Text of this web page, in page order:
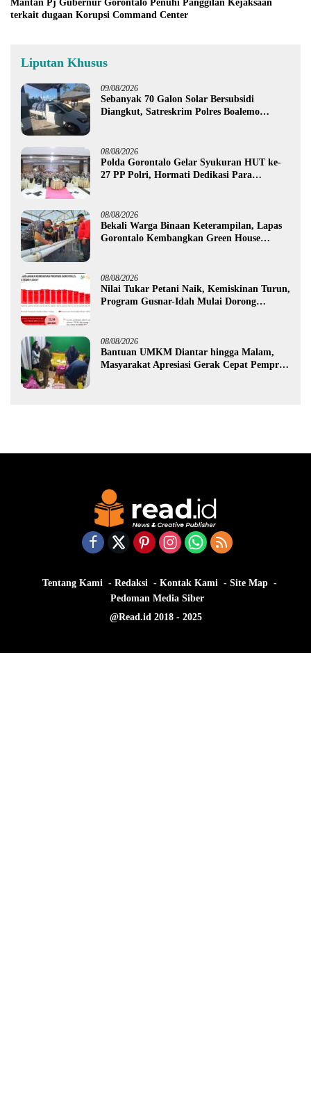
Mantan Pj Gubernur Gorontalo Penuhi Panggilan Kejaksaan
terkait dugaan Korupsi Command Center
Liputan Khusus
09/08/2026
Sebanyak 70 Galon Solar Bersubsidi
Diangkut, Satreskrim Polres Boalemo
08/08/2026
Polda Gorontalo Gelar Syukuran HUT ke-
27 PP Polri, Hormati Dedikasi Para
08/08/2026
Bekali Warga Binaan Keterampilan, Lapas
Gorontalo Kembangkan Green House
08/08/2026
Nilai Tukar Petani Naik, Kemiskinan Turun,
Program Gusnar-Idah Mulai Dorong
08/08/2026
Bantuan UMKM Diantar hingga Malam,
Masyarakat Apresiasi Gerak Cepat Pemprov
Tentang Kami Redaksi Kontak Kami
Site Map
Pedoman Media Siber
@Read.id 2018 - 2025